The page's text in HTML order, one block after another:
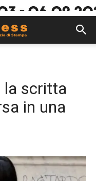
la scritta
in una